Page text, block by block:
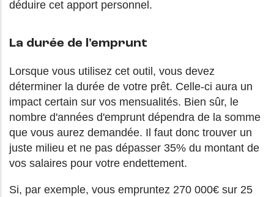
déduire cet apport personnel.
La durée de l'emprunt
Lorsque vous utilisez cet outil, vous devez
déterminer la durée de votre prêt. Celle-ci aura un
impact certain sur vos mensualités. Bien sûr, le
nombre d'années d'emprunt dépendra de la somme
que vous aurez demandée. Il faut donc trouver un
juste milieu et ne pas dépasser 35% du montant de
vos salaires pour votre endettement.
Si, par exemple, vous empruntez 270 000€ sur 25